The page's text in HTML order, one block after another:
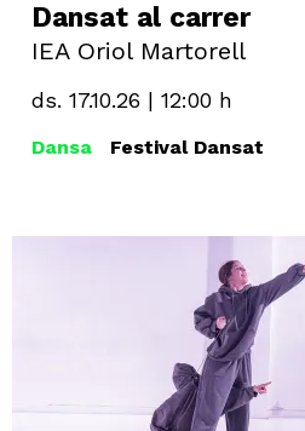
Dansat al carrer
IEA Oriol Martorell
ds. 17.10.26 | 12:00 h
Dansa Festival Dansat